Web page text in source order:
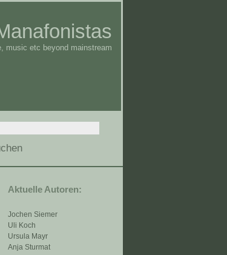
music etc beyond mainstream
Aktuelle Autoren:
Jochen Siemer
Uli Koch
Ursula Mayr
Anja Sturmat